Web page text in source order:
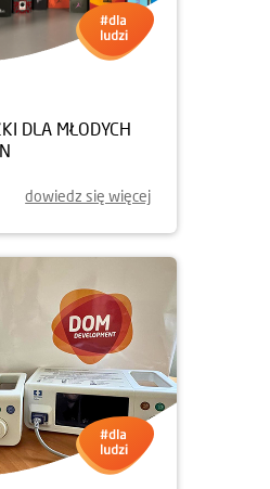
DLA MŁODYCH
dowiedz się więcej